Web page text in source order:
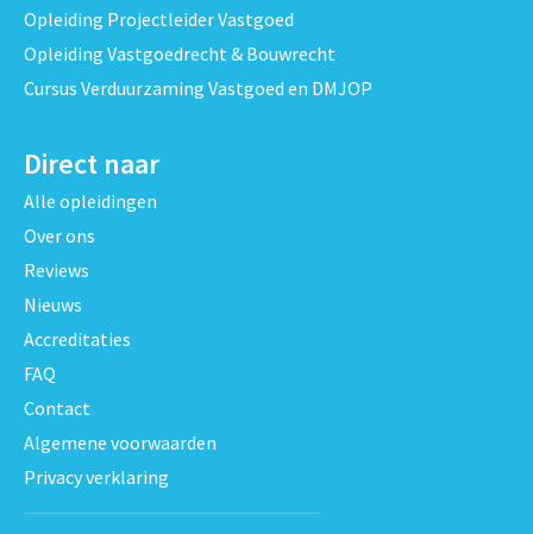
Opleiding Projectleider Vastgoed
Opleiding Vastgoedrecht & Bouwrecht
Cursus Verduurzaming Vastgoed en DMJOP
Direct naar
Alle opleidingen
Over ons
Reviews
Nieuws
Accreditaties
FAQ
Contact
Algemene voorwaarden
Privacy verklaring